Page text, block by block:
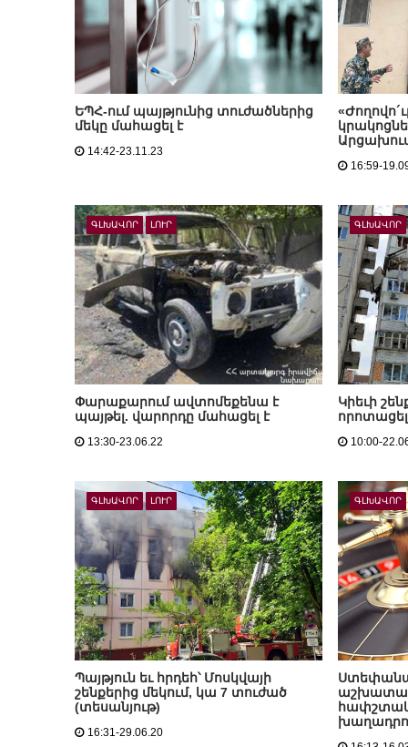
ԵՊՀ-ում պայթյունից տուժածներից
մեկը մահացել է
14:42-23.11.23
16:59-
ԳԼԽԱՎՈՐ ԼՈՒՐ
Փարաքարում ավտոմեքենա է
պայթել. վարորդը մահացել է
13:30-23.06.22
ԳԼԽԱՎՈՐ
Կիեւի
10:00-
ԳԼԽԱՎՈՐ ԼՈՒՐ
Պայթյուն եւ հրդեհ՝ Մոսկվայի
շենքերից մեկում, կա 7 տուժած
(տեսանյութ)
16:31-29.06.20
ԳԼԽԱՎՈՐ